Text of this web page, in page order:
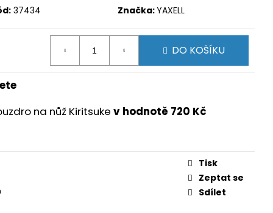
37434 Značka:YAXELL
DO KOŠÍKU
na nůž Kiritsuke v hodnotě 720 Kč
Tisk
Zeptat se
Sdílet